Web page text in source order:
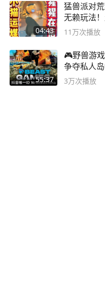
04:43
猛兽派对
无赖玩法
无路可走
11万次播放
55:37
🎮野兽游
争夺私人岛
3万次播放